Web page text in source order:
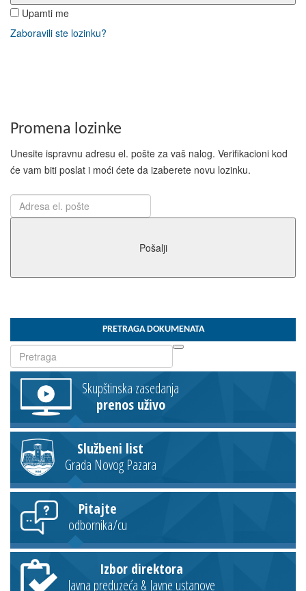
Upamti me
Zaboravili ste lozinku?
Promena lozinke
Unesite ispravnu adresu el. pošte za vaš nalog. Verifikacioni kod
će vam biti poslat i moći ćete da izaberete novu lozinku.
Pošalji
PRETRAGA DOKUMENATA
Skupštinska zasedanja
prenos uživo
Službeni list
Grada Novog Pazara
Pitajte
odbornika/cu
Izbor direktora
Javna preduzeća & Javne ustanove